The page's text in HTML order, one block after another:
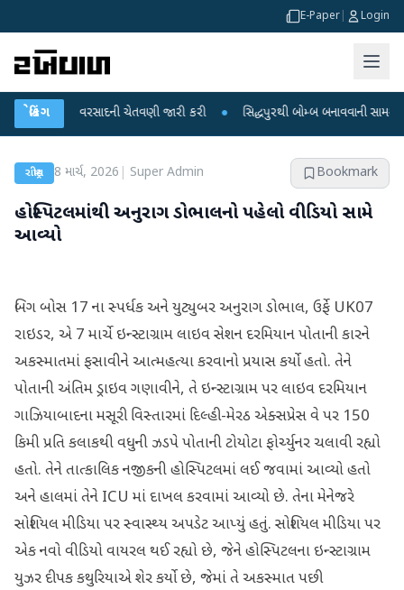
E-Paper Login
બ્રેકિંગ
ભારે વરસાદની ચેતવણી જારી કરી ● સિદ્ધપુરથી બોમ્બ બનાવવાની સામગ્રી સાથે
રાષ્ટ્રીય 8 માર્ચ, 2026 Super Admin Bookmark
હોસ્પિટલમાંથી અનુરાગ ડોભાલનો પહેલો વીડિયો સામે
આવ્યો
બિગ બોસ 17 ના સ્પર્ધક અને યુટ્યુબર અનુરાગ ડોભાલ, ઉર્ફે UK07
રાઇડર, એ 7 માર્ચે ઇન્સ્ટાગ્રામ લાઇવ સેશન દરમિયાન પોતાની કારને
અકસ્માતમાં ફસાવીને આત્મહત્યા કરવાનો પ્રયાસ કર્યો હતો. તેને
પોતાની અંતિમ ડ્રાઇવ ગણાવીને, તે ઇન્સ્ટાગ્રામ પર લાઇવ દરમિયાન
ગાઝિયાબાદના મસૂરી વિસ્તારમાં દિલ્હી-મેરઠ એક્સપ્રેસ વે પર 150
કિમી પ્રતિ કલાકથી વધુની ઝડપે પોતાની ટોયોટા ફોર્ચ્યુનર ચલાવી રહ્યો
હતો. તેને તાત્કાલિક નજીકની હોસ્પિટલમાં લઈ જવામાં આવ્યો હતો
અને હાલમાં તેને ICU માં દાખલ કરવામાં આવ્યો છે. તેના મેનેજરે
સોશિયલ મીડિયા પર સ્વાસ્થ્ય અપડેટ આપ્યું હતું. સોશિયલ મીડિયા પર
એક નવો વીડિયો વાયરલ થઈ રહ્યો છે, જેને હોસ્પિટલના ઇન્સ્ટાગ્રામ
યુઝર દીપક કથુરિયાએ શેર કર્યો છે, જેમાં તે અકસ્માત પછી